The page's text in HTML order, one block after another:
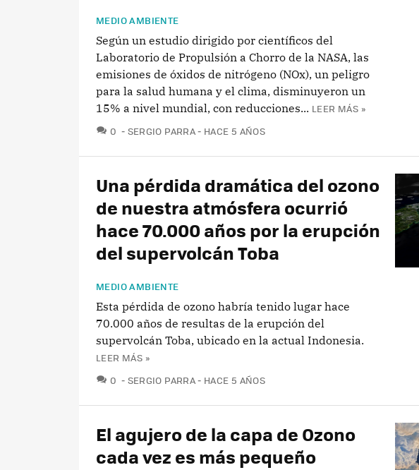
MEDIO AMBIENTE
Según un estudio dirigido por científicos del
Laboratorio de Propulsión a Chorro de la NASA, las
emisiones de óxidos de nitrógeno (NOx), un peligro
para la salud humana y el clima, disminuyeron un
15% a nivel mundial, con reducciones... LEER MÁS »
0 COMENTARIOS
SERGIO PARRA HACE 5 AÑOS
Una pérdida dramática del ozono
de nuestra atmósfera ocurrió
hace 70.000 años por la erupción
del supervolcán Toba
MEDIO AMBIENTE
Esta pérdida de ozono habría tenido lugar hace
70.000 años de resultas de la erupción del
supervolcán Toba, ubicado en la actual Indonesia.
LEER MÁS »
0 COMENTARIOS
SERGIO PARRA HACE 5 AÑOS
El agujero de la capa de Ozono
cada vez es más pequeño